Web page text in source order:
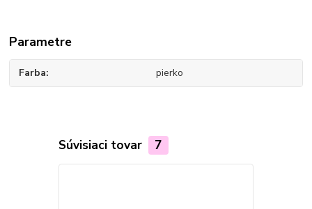
Parametre
Farba pierko
Súvisiaci tovar 7